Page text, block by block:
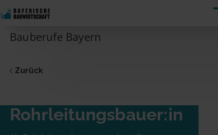
Skip to content
Bauberufe Bayern
Zurück
Rohrleitungs­bauer:in